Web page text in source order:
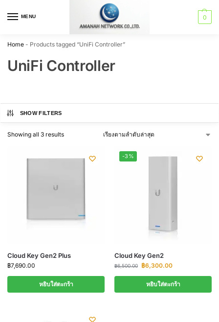
MENU 0
Home - Products tagged “UniFi Controller”
UniFi Controller
SHOW FILTERS
Showing all 3 results
Cloud Key Gen2 Plus
฿7,690.00
หยิบใส่ตะกร้า
-3%
Cloud Key Gen2
฿6,500.00 ฿6,300.00
หยิบใส่ตะกร้า